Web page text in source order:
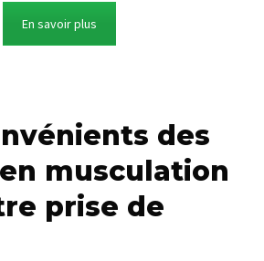
En savoir plus
des
musculation
prise de